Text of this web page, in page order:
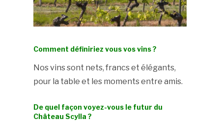
Comment définiriez vous vos vins ?
Nos vins sont nets, francs et élégants,
pour la table et les moments entre amis.
De quel façon voyez-vous le futur du
Château Scylla ?